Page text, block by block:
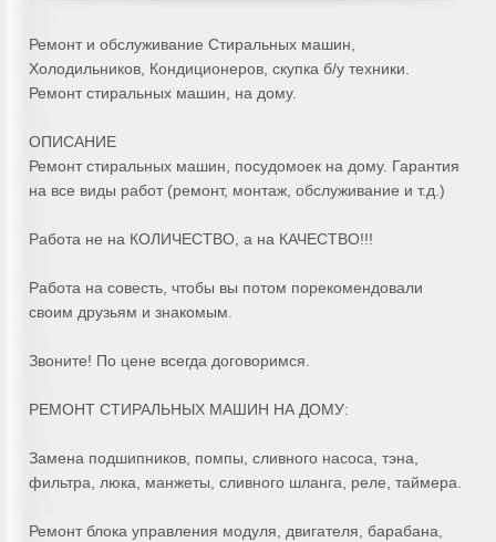
Ремонт и обслуживание Стиральных машин,
Холодильников, Кондиционеров, скупка б/у техники.
Ремонт стиральных машин, на дому.
ОПИСАНИЕ
Ремонт стиральных машин, посудомоек на дому. Гарантия
на все виды работ (ремонт, монтаж, обслуживание и т.д.)
Работа не на КОЛИЧЕСТВО, а на КАЧЕСТВО!!!
Работа на совесть, чтобы вы потом порекомендовали
своим друзьям и знакомым.
Звоните! По цене всегда договоримся.
РЕМОНТ СТИРАЛЬНЫХ МАШИН НА ДОМУ:
Замена подшипников, помпы, сливного насоса, тэна,
фильтра, люка, манжеты, сливного шланга, реле, таймера.
Ремонт блока управления модуля, двигателя, барабана,